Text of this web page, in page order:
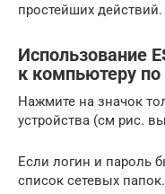
простейших действий.
Использование
к компьютеру по
Нажмите на значок
устройства (см рис.
Если логин и пароль
список сетевых папок.